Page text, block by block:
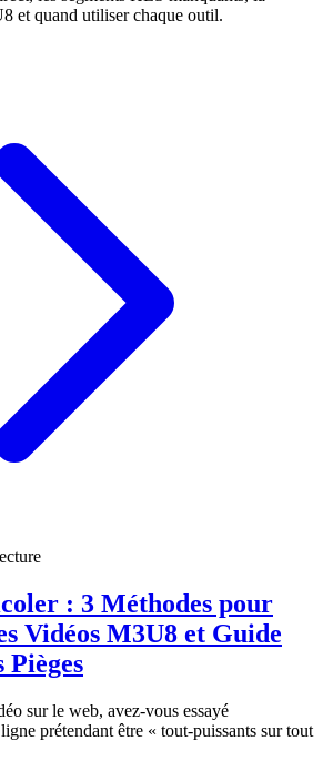
et quand utiliser chaque outil.
: 3 Méthodes pour
Vidéos M3U8 et Guide
sur le web, avez-vous essayé
prétendant être « tout-puissants sur tout